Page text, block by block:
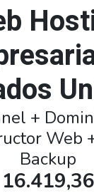
+
Web
Backup